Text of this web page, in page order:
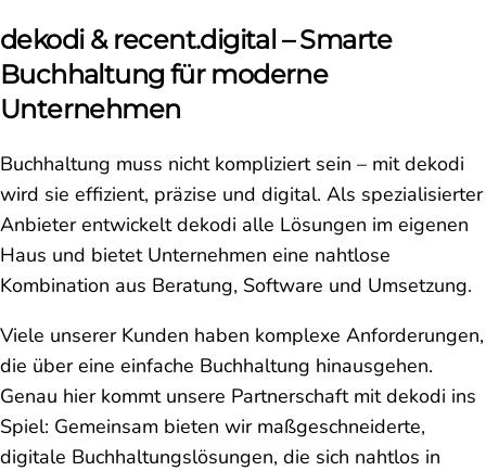
dekodi & recent.digital – Smarte
Buchhaltung für moderne
Unternehmen
Buchhaltung muss nicht kompliziert sein – mit dekodi
wird sie effizient, präzise und digital. Als spezialisierter
Anbieter entwickelt dekodi alle Lösungen im eigenen
Haus und bietet Unternehmen eine nahtlose
Kombination aus Beratung, Software und Umsetzung.
Viele unserer Kunden haben komplexe Anforderungen,
die über eine einfache Buchhaltung hinausgehen.
Genau hier kommt unsere Partnerschaft mit dekodi ins
Spiel: Gemeinsam bieten wir maßgeschneiderte,
digitale Buchhaltungslösungen, die sich nahtlos in